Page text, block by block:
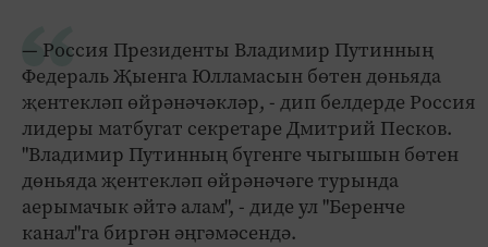
— Россия Президенты Владимир Путинның
Федераль Җыенга Юлламасын бөтен дөньяда
җентекләп өйрәнәчәкләр, - дип белдерде Россия
лидеры матбугат секретаре Дмитрий Песков.
"Владимир Путинның бүгенге чыгышын бөтен
дөньяда җентекләп өйрәнәчәге турында
аерымачык әйтә алам", - диде ул "Беренче
канал"га биргән әңгәмәсендә.